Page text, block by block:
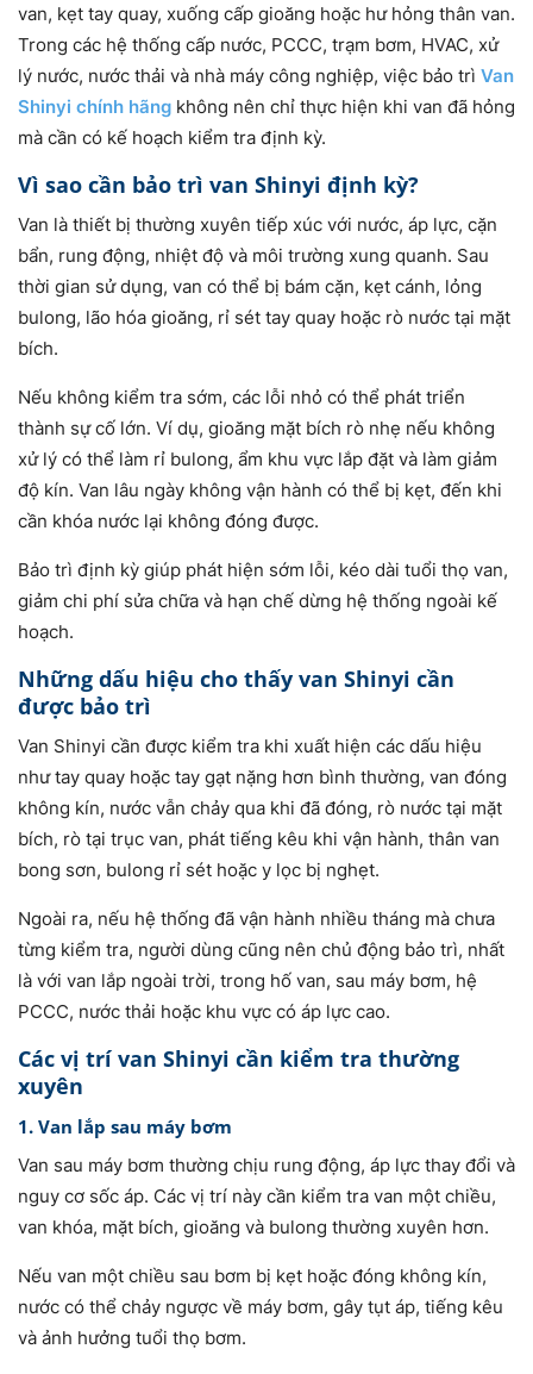
van, kẹt tay quay, xuống cấp gioăng hoặc hư hỏng thân van.
Trong các hệ thống cấp nước, PCCC, trạm bơm, HVAC, xử
lý nước, nước thải và nhà máy công nghiệp, việc bảo trì Van
Shinyi chính hãng không nên chỉ thực hiện khi van đã hỏng
mà cần có kế hoạch kiểm tra định kỳ.
Vì sao cần bảo trì van Shinyi định kỳ?
Van là thiết bị thường xuyên tiếp xúc với nước, áp lực, cặn
bẩn, rung động, nhiệt độ và môi trường xung quanh. Sau
thời gian sử dụng, van có thể bị bám cặn, kẹt cánh, lỏng
bulong, lão hóa gioăng, rỉ sét tay quay hoặc rò nước tại mặt
bích.
Nếu không kiểm tra sớm, các lỗi nhỏ có thể phát triển
thành sự cố lớn. Ví dụ, gioăng mặt bích rò nhẹ nếu không
xử lý có thể làm rỉ bulong, ẩm khu vực lắp đặt và làm giảm
độ kín. Van lâu ngày không vận hành có thể bị kẹt, đến khi
cần khóa nước lại không đóng được.
Bảo trì định kỳ giúp phát hiện sớm lỗi, kéo dài tuổi thọ van,
giảm chi phí sửa chữa và hạn chế dừng hệ thống ngoài kế
hoạch.
Những dấu hiệu cho thấy van Shinyi cần
được bảo trì
Van Shinyi cần được kiểm tra khi xuất hiện các dấu hiệu
như tay quay hoặc tay gạt nặng hơn bình thường, van đóng
không kín, nước vẫn chảy qua khi đã đóng, rò nước tại mặt
bích, rò tại trục van, phát tiếng kêu khi vận hành, thân van
bong sơn, bulong rỉ sét hoặc y lọc bị nghẹt.
Ngoài ra, nếu hệ thống đã vận hành nhiều tháng mà chưa
từng kiểm tra, người dùng cũng nên chủ động bảo trì, nhất
là với van lắp ngoài trời, trong hố van, sau máy bơm, hệ
PCCC, nước thải hoặc khu vực có áp lực cao.
Các vị trí van Shinyi cần kiểm tra thường
xuyên
1. Van lắp sau máy bơm
Van sau máy bơm thường chịu rung động, áp lực thay đổi và
nguy cơ sốc áp. Các vị trí này cần kiểm tra van một chiều,
van khóa, mặt bích, gioăng và bulong thường xuyên hơn.
Nếu van một chiều sau bơm bị kẹt hoặc đóng không kín,
nước có thể chảy ngược về máy bơm, gây tụt áp, tiếng kêu
và ảnh hưởng tuổi thọ bơm.